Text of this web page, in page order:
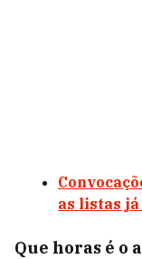
as listas já
Que horas é o